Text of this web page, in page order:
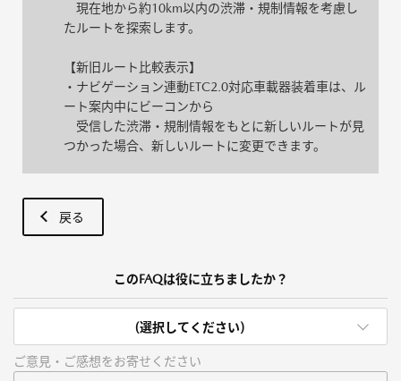
現在地から約10km以内の渋滞・規制情報を考慮し
たルートを探索します。
【新旧ルート比較表示】
・ナビゲーション連動ETC2.0対応車載器装着車は、ル
ート案内中にビーコンから
受信した渋滞・規制情報をもとに新しいルートが見
つかった場合、新しいルートに変更できます。
戻る
このFAQは役に立ちましたか？
(選択してください)
ご意見・ご感想をお寄せください